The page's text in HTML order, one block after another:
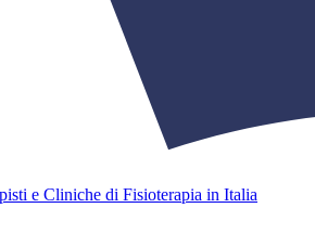
e Cliniche di Fisioterapia in Italia